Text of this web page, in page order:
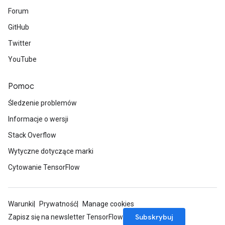
Forum
GitHub
Twitter
YouTube
Pomoc
Śledzenie problemów
Informacje o wersji
Stack Overflow
Wytyczne dotyczące marki
Cytowanie TensorFlow
Warunki Prywatność
Manage cookies
Zapisz się na newsletter TensorFlow
Subskrybuj